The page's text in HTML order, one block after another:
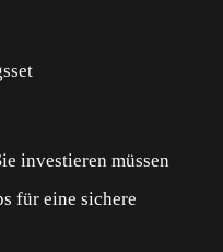
investieren müssen
für eine sichere